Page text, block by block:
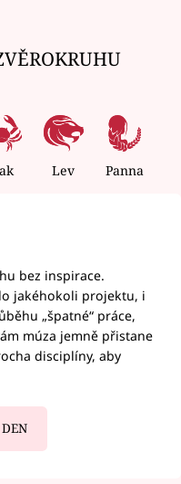
Lev Panna
bez inspirace.
jakéhokoli projektu, i
„špatné“ práce,
múza jemně přistane
disciplíny, aby